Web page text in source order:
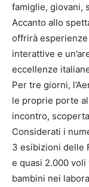
famiglie, giovani,
Accanto allo
offrirà
interattive e
eccellenze
Per tre giorni,
le proprie porte
incontro,
Considerati i
3 esibizioni delle
e quasi 2.000
bambini nei